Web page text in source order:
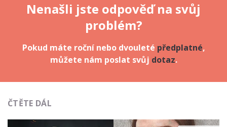
Nenašli jste odpověď na svůj
problém?
Pokud máte roční nebo dvouleté předplatné,
můžete nám poslat svůj dotaz.
ČTĚTE DÁL